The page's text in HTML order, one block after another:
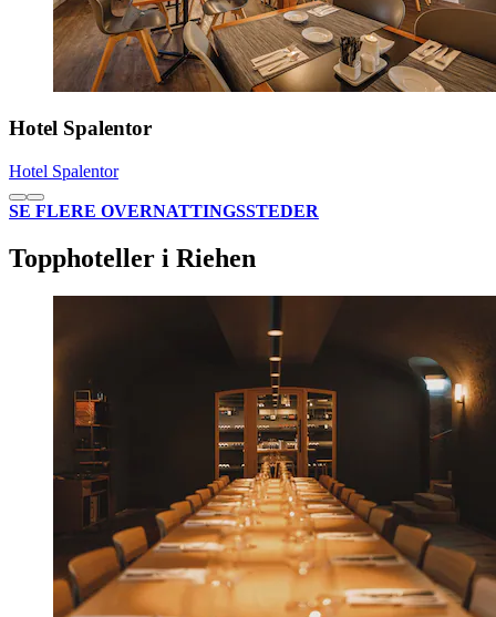
Hotel Spalentor
Hotel Spalentor
SE FLERE OVERNATTINGSSTEDER
Topphoteller i Riehen